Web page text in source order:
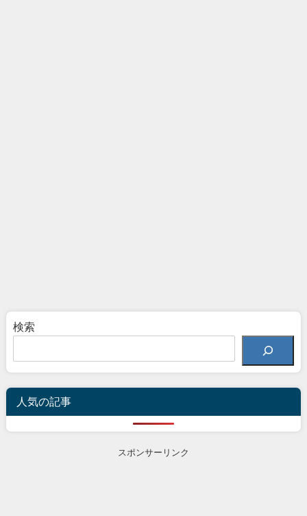
検索
人気の記事
スポンサーリンク